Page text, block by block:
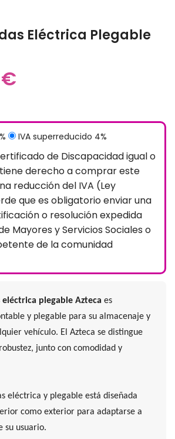
Eléctrica Plegable
IVA superreducido 4%
de Discapacidad igual o
derecho a comprar este
reducción del IVA (Ley
que es obligatorio enviar una
o resolución expedida
Mayores y Servicios Sociales o
de la comunidad
eléctrica plegable Aztecaes
y plegable para su almacenaje y
vehículo. El Azteca se distingue
junto con comodidad y
eléctrica y plegable está diseñada
como exterior para adaptarse a
su usuario.